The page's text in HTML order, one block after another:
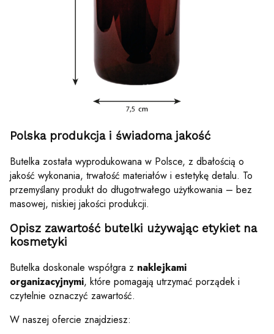
Polska produkcja i świadoma jakość
Butelka została wyprodukowana w Polsce, z dbałością o
jakość wykonania, trwałość materiałów i estetykę detalu. To
przemyślany produkt do długotrwałego użytkowania – bez
masowej, niskiej jakości produkcji.
Opisz zawartość butelki używając etykiet na
kosmetyki
Butelka doskonale współgra z naklejkami
organizacyjnymi, które pomagają utrzymać porządek i
czytelnie oznaczyć zawartość.
W naszej ofercie znajdziesz: